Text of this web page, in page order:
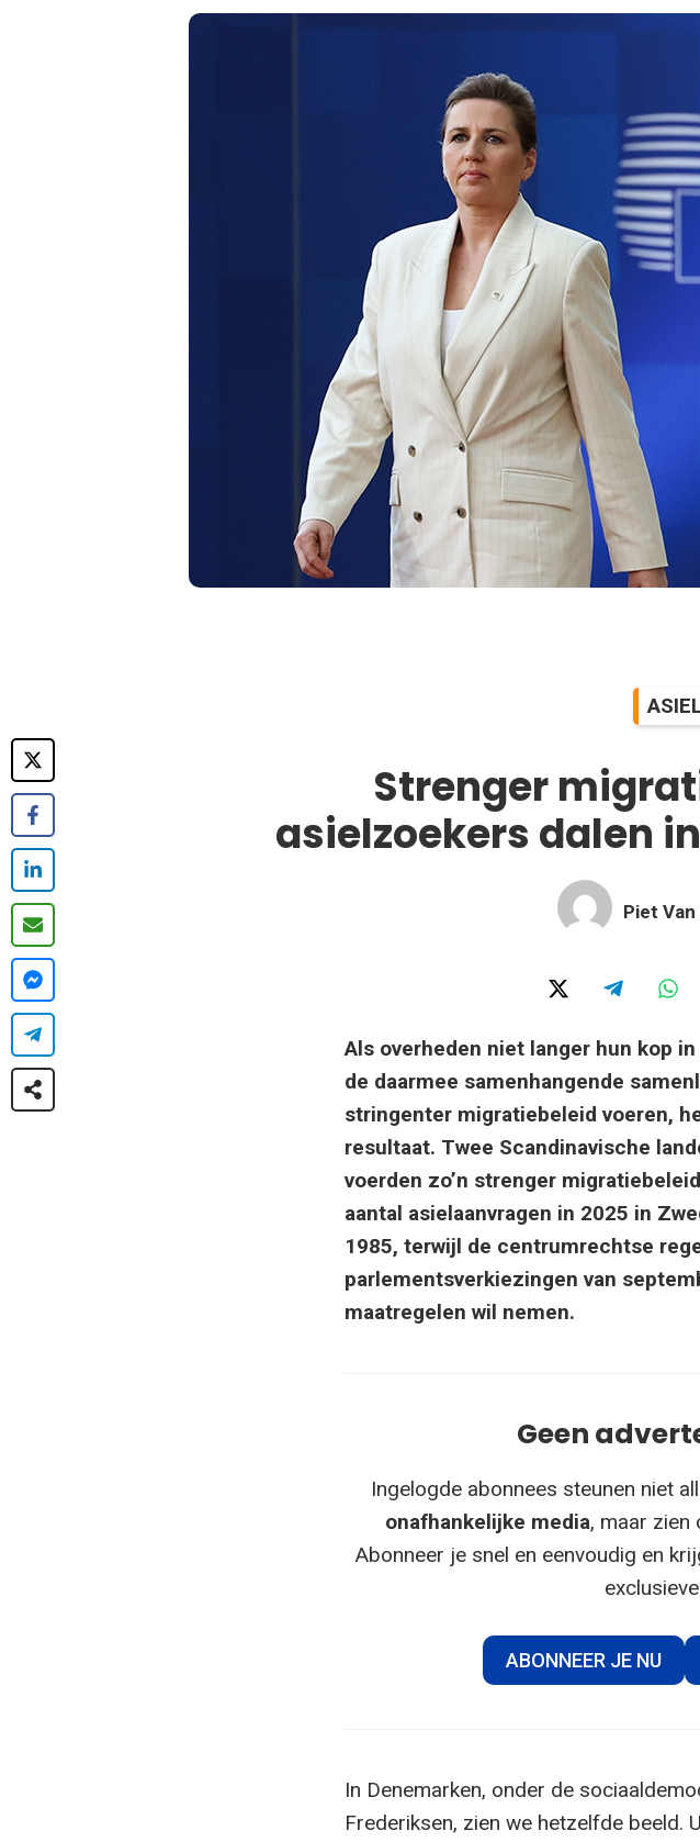
Strenger
asielzoekers dalen
Piet
Als overheden niet langer hun kop
de daarmee samenhangende
stringenter migratiebeleid voeren,
resultaat. Twee Scandinavische
voerden zo’n strenger
aantal asielaanvragen in 2025 in
1985, terwijl de centrumrechtse
parlementsverkiezingen van
maatregelen wil nemen.
Geen
Ingelogde abonnees steunen niet
onafhankelijke media, maar zien
Abonneer je snel en eenvoudig en
ABONNEER JE NU
In Denemarken, onder de
Frederiksen, zien we hetzelfde